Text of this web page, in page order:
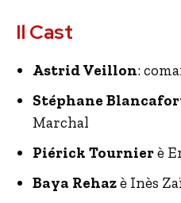
Il Cast
Astrid Veillon:
Stéphane
Marchal
Piérick Tournierè
Baya Rehazè Inès